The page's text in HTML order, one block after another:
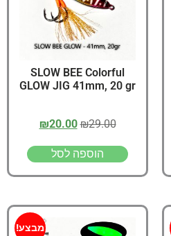
SLOW BEE Colorful
GLOW JIG 41mm, 20 gr
₪29.00
₪20.00
הוספה לסל
מבצע!